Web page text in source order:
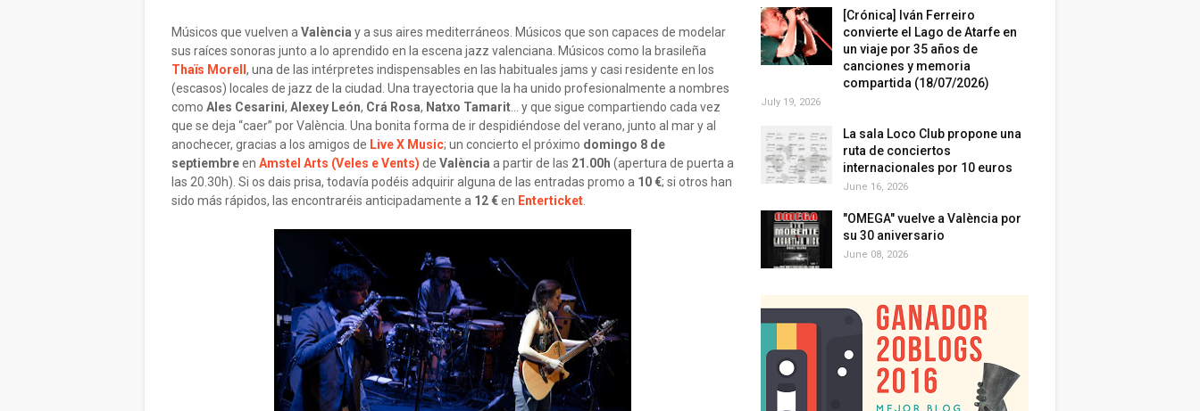
Músicos que vuelven a València y a sus aires mediterráneos. Músicos que son capaces de modelar
sus raíces sonoras junto a lo aprendido en la escena jazz valenciana. Músicos como la brasileña
Thaïs Morell , una de las intérpretes indispensables en las habituales jams y casi residente en los
(escasos) locales de jazz de la ciudad. Una trayectoria que la ha unido profesionalmente a nombres
como Ales Cesarini, Alexey León, Crá Rosa, Natxo Tamarit … y que sigue compartiendo cada vez
que se deja “caer” por València. Una bonita forma de ir despidiéndose del verano, junto al mar y al
anochecer, gracias a los amigos de Live X Music; un concierto el próximo domingo 8 de
septiembreen Amstel Arts (Veles e Vents) de València a partir de las 21.00h (apertura de puerta a
las 20.30h). Si os dais prisa, todavía podéis adquirir alguna de las entradas promo a 10 €; si otros han
sido más rápidos, las encontraréis anticipadamente a 12 €en Enterticket
[Crónica] Iván Ferreiro
convierte el Lago de Atarfe en
un viaje por 35 años de
canciones y memoria
compartida (18/07/2026)
July 19, 2026
La sala Loco Club propone una
ruta de conciertos
internacionales por 10 euros
June 16, 2026
"OMEGA" vuelve a València por
su 30 aniversario
June 08, 2026